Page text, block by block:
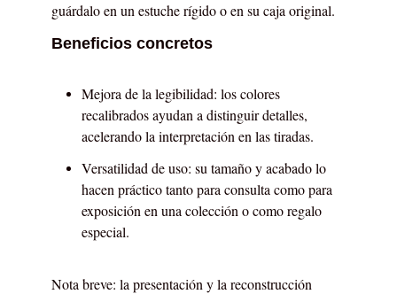
guárdalo en un estuche rígido o en su caja original.
Beneficios concretos
Mejora de la legibilidad: los colores
recalibrados ayudan a distinguir detalles,
acelerando la interpretación en las tiradas.
Versatilidad de uso: su tamaño y acabado lo
hacen práctico tanto para consulta como para
exposición en una colección o como regalo
especial.
Nota breve: la presentación y la reconstrucción